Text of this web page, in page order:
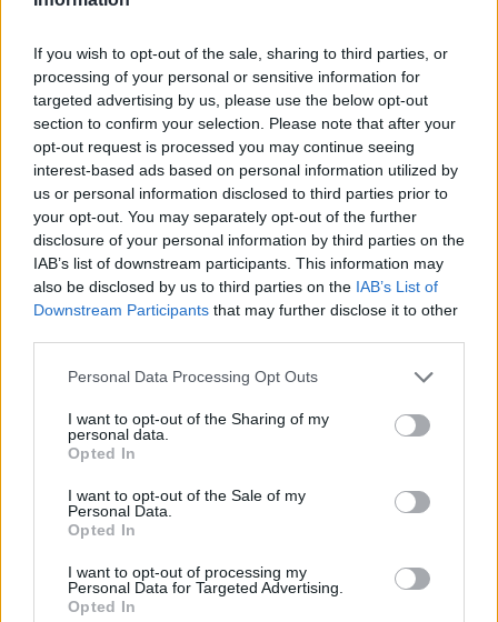
If you wish to opt-out of the sale, sharing to third parties, or
processing of your personal or sensitive information for
targeted advertising by us, please use the below opt-out
section to confirm your selection. Please note that after your
opt-out request is processed you may continue seeing
interest-based ads based on personal information utilized by
us or personal information disclosed to third parties prior to
your opt-out. You may separately opt-out of the further
disclosure of your personal information by third parties on the
IAB’s list of downstream participants. This information may
also be disclosed by us to third parties on the IAB’s List of
Downstream Participants that may further disclose it to other
Personal Data Processing Opt Outs
I want to opt-out of the Sharing of my
personal data.
Opted In
I want to opt-out of the Sale of my
Personal Data.
Opted In
I want to opt-out of processing my
Personal Data for Targeted Advertising.
Opted In
Possibili avversarie Fiorentina: l'elenco
Osasuna(Spagna)
VincenteRapid Vienna(Austria)
-Debrecen(Ungheria)
Vincente FCSB(Romania)
-Hearts(Scozia)
VincenteCelje(Slovenia) -Neman
Grodno
Quando gioca la Fiorentina i playoff di
Conference League?
La partite d'andata dei playoff si